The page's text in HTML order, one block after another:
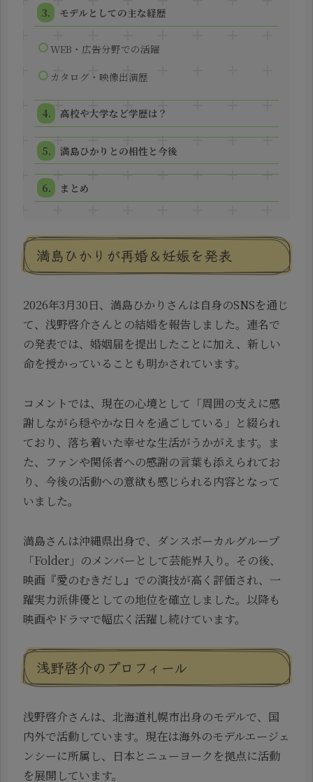
モデルとしての主な経歴
WEB・広告分野での活躍
カタログ・映像出演歴
高校や大学など学歴は？
満島ひかりとの相性と今後
まとめ
満島ひかりが再婚＆妊娠を発表
2026年3月30日、満島ひかりさんは自身のSNSを通じ
て、浅野啓介さんとの結婚を報告しました。連名で
の発表では、婚姻届を提出したことに加え、新しい
命を授かっていることも明かされています。
コメントでは、現在の心境として「周囲の支えに感
謝しながら穏やかな日々を過ごしている」と綴られ
ており、落ち着いた幸せな生活がうかがえます。ま
た、ファンや関係者への感謝の言葉も添えられてお
り、今後の活動への意欲も感じられる内容となって
いました。
満島さんは沖縄県出身で、ダンスボーカルグループ
「Folder」のメンバーとして芸能界入り。その後、
映画『愛のむきだし』での演技が高く評価され、一
躍実力派俳優としての地位を確立しました。以降も
映画やドラマで幅広く活躍し続けています。
浅野啓介のプロフィール
浅野啓介さんは、北海道札幌市出身のモデルで、国
内外で活動しています。現在は海外のモデルエージェ
ンシーに所属し、日本とニューヨークを拠点に活動
を展開しています。